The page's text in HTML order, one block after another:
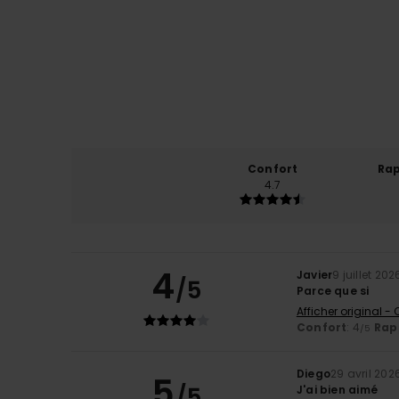
Confort
4.7
4/5 Javier9 juillet
Parce que si
Afficher original -
Confort: 4/5
Diego29 avril
J'ai bien aimé